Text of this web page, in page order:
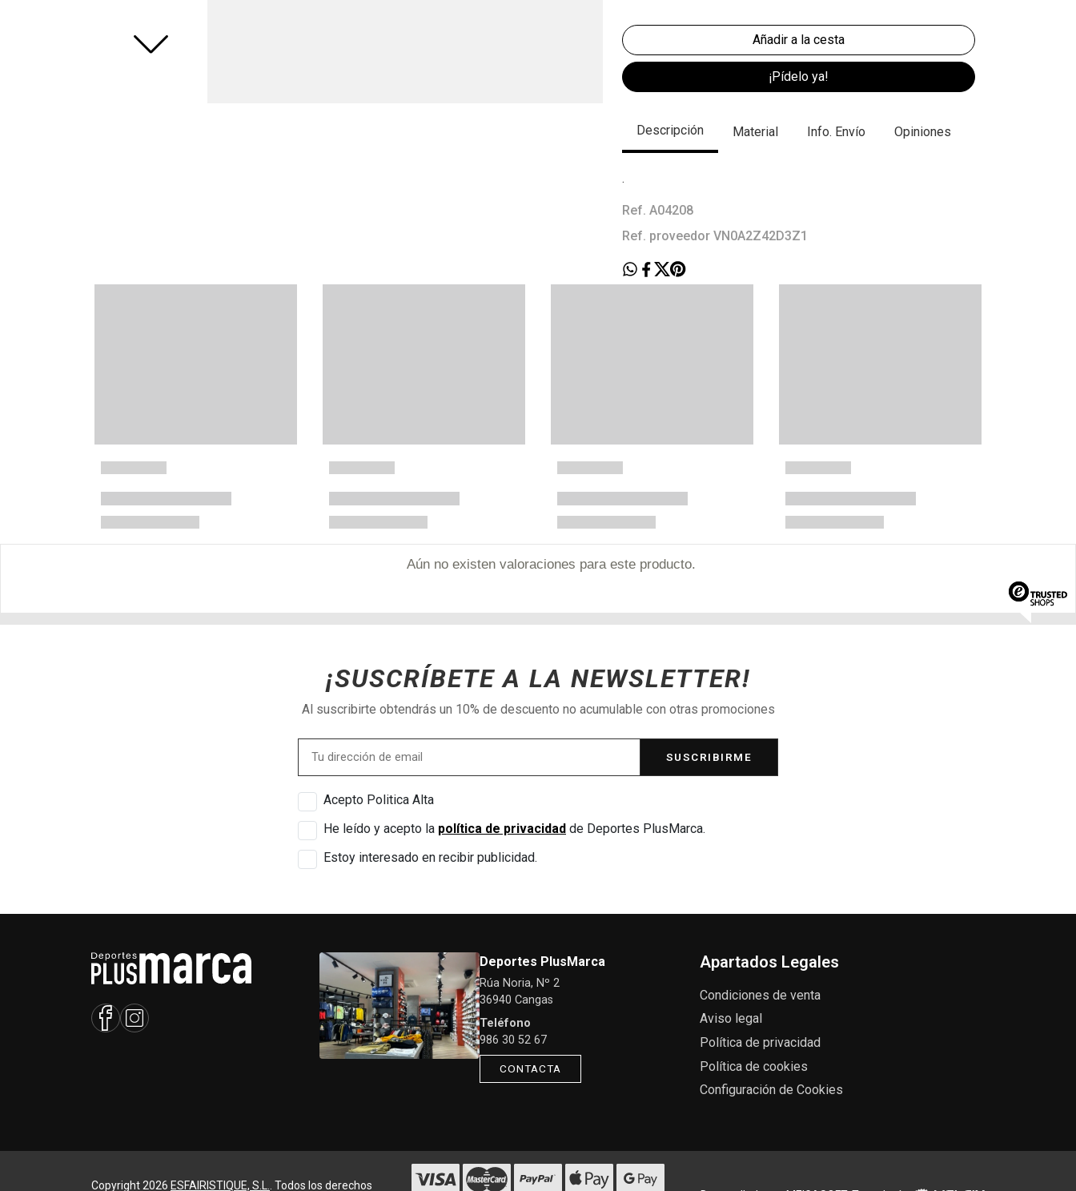
¡Pídelo ya!
Descripción Material Info. Envío Opiniones
.
Ref. A04208
Ref. proveedor VN0A2Z42D3Z1
Aún no existen valoraciones para este producto.
¡SUSCRÍBETE A LA NEWSLETTER!
Al suscribirte obtendrás un 10% de descuento no acumulable con otras promociones
SUSCRIBIRME
Acepto Politica Alta
He leído y acepto la política de privacidad de Deportes PlusMarca.
Estoy interesado en recibir publicidad.
Deportes PlusMarca
Rúa Noria, Nº 2
36940 Cangas
Teléfono
986 30 52 67
CONTACTA
Apartados Legales
Condiciones de venta
Aviso legal
Política de privacidad
Política de cookies
Configuración de Cookies
Copyright 2026 ESFAIRISTIQUE, S.L. . Todos los derechos